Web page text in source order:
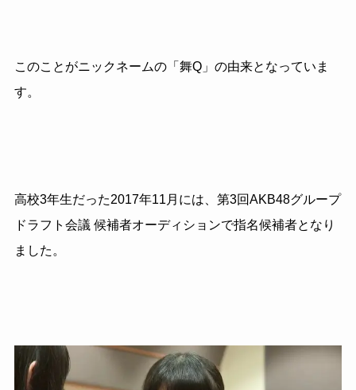
このことがニックネームの「舞Q」の由来となっていま
す。
高校3年生だった2017年11月には、第3回AKB48グループ
ドラフト会議 候補者オーディションで指名候補者となり
ました。